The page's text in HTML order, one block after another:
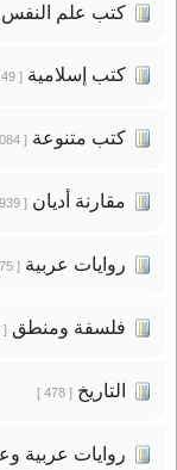
كتب علم النفس
كتب إسلامية[ 1149 ]
كتب متنوعة[ 1084 ]
مقارنة أديان[ 939 ]
روايات عربية[ 575 ]
فلسفة ومنطق[ 496 ]
التاريخ[ 478 ]
روايات عربية